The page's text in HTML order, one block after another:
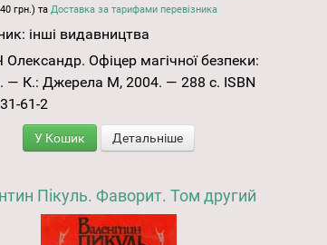
40 грн.) та Доставка за тарифами перевізника
інші видавництва
Офіцер магічної безпеки:
— К.: Джерела М, 2004. — 288 с. ISBN
61-2
У Кошик Детальніше
Пікуль. Фаворит. Том другий